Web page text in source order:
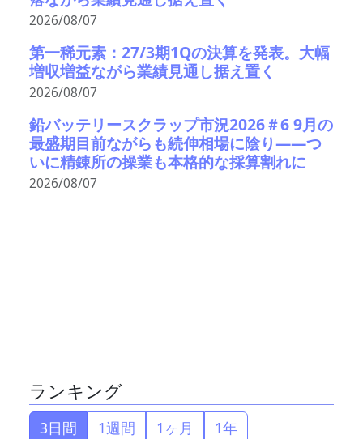
2026/08/07
第一稀元素：27/3期1Qの決算を発表。大幅
増収増益ながら業績見通し据え置く
2026/08/07
鉛バッテリースクラップ市況2026＃6 9月の
最盛期目前ながらも続伸相場に陰り――つ
いに精錬所の操業も本格的な採算割れに
2026/08/07
ランキング
3日間 1週間 1ヶ月 1年